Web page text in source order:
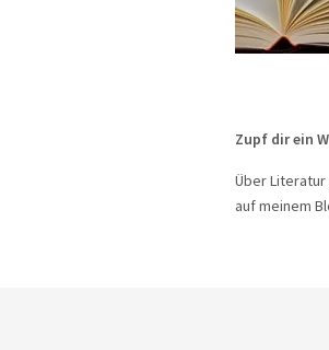
Zupf dir ein
Über
auf meinem